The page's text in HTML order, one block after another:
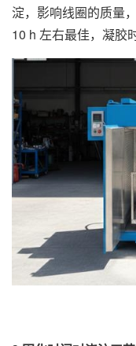
淀，影响线圈的质量
10 h 左右最佳，凝胶